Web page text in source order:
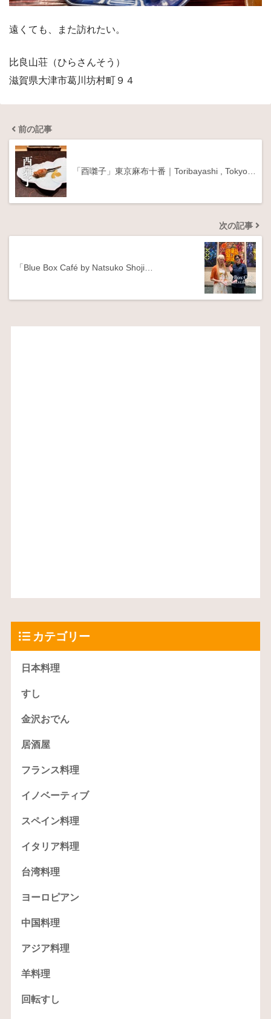
遠くても、また訪れたい。
比良山荘（ひらさんそう）
滋賀県大津市葛川坊村町９４
前の記事
「酉囃子」東京麻布十番｜Toribayashi , Tokyo…
次の記事
「Blue Box Café by Natsuko Shoji…
カテゴリー
日本料理
すし
金沢おでん
居酒屋
フランス料理
イノベーティブ
スペイン料理
イタリア料理
台湾料理
ヨーロピアン
中国料理
アジア料理
羊料理
回転すし